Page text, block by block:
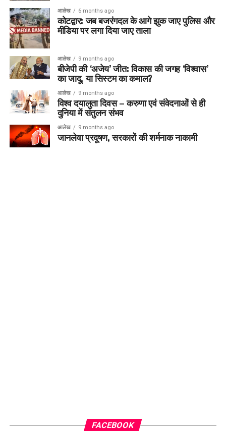
आलेख 6 months ago
कोटद्वार: जब बजरंगदल के आगे झुक जाए पुलिस और
मीडिया पर लगा दिया जाए ताला
आलेख 9 months ago
बीजेपी की ‘अजेय’ जीत: विकास की जगह ‘विश्वास’
का जादू, या सिस्टम का कमाल?
आलेख 9 months ago
विश्व दयालुता दिवस – करुणा एवं संवेदनाओं से ही
दुनिया में संतुलन संभव
आलेख 9 months ago
जानलेवा प्रदूषण, सरकारों की शर्मनाक नाकामी
FACEBOOK